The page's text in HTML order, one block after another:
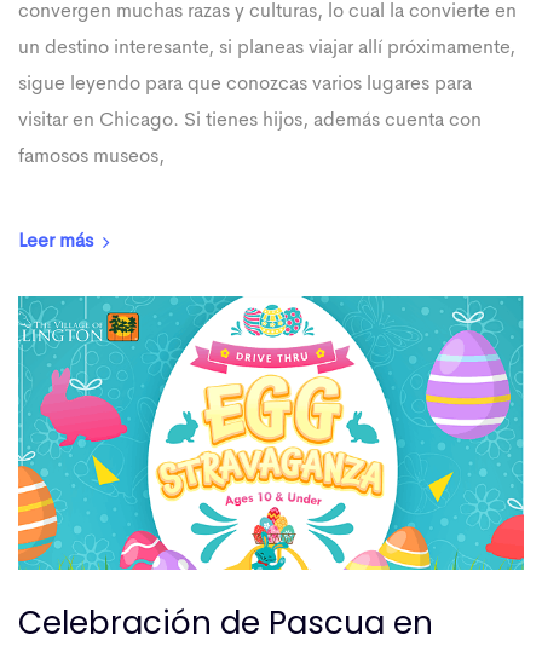
convergen muchas razas y culturas, lo cual la convierte en
un destino interesante, si planeas viajar allí próximamente,
sigue leyendo para que conozcas varios lugares para
visitar en Chicago. Si tienes hijos, además cuenta con
famosos museos,
Leer más
Celebración de Pascua en